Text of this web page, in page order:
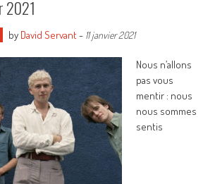
2021
by David Servant- 11 janvier 2021
Nous n’allons
pas vous
mentir : nous
nous sommes
sentis